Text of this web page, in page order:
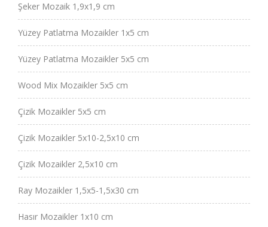
Şeker Mozaik 1,9x1,9 cm
Yüzey Patlatma Mozaikler 1x5 cm
Yüzey Patlatma Mozaikler 5x5 cm
Wood Mix Mozaikler 5x5 cm
Çizik Mozaikler 5x5 cm
Çizik Mozaikler 5x10-2,5x10 cm
Çizik Mozaikler 2,5x10 cm
Ray Mozaikler 1,5x5-1,5x30 cm
Hasır Mozaikler 1x10 cm